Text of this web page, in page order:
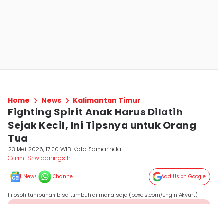
Home News Kalimantan Timur
Fighting Spirit Anak Harus Dilatih
Sejak Kecil, Ini Tipsnya untuk Orang
Tua
23 Mei 2026, 17:00 WIB Kota Samarinda
Carmi Sriwidaningsih
News Channel Add Us on Google
Filosofi tumbuhan bisa tumbuh di mana saja (pexels.com/Engin Akyurt)